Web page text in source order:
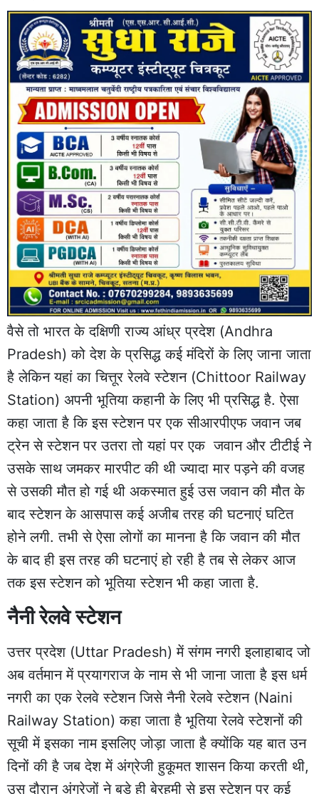
वैसे तो भारत के दक्षिणी राज्य आंध्र प्रदेश (Andhra
Pradesh) को देश के प्रसिद्ध कई मंदिरों के लिए जाना जाता
है लेकिन यहां का चित्तूर रेलवे स्टेशन (Chittoor Railway
Station) अपनी भूतिया कहानी के लिए भी प्रसिद्ध है. ऐसा
कहा जाता है कि इस स्टेशन पर एक सीआरपीएफ जवान जब
ट्रेन से स्टेशन पर उतरा तो यहां पर एक जवान और टीटीई ने
उसके साथ जमकर मारपीट की थी ज्यादा मार पड़ने की वजह
से उसकी मौत हो गई थी अकस्मात हुई उस जवान की मौत के
बाद स्टेशन के आसपास कई अजीब तरह की घटनाएं घटित
होने लगी. तभी से ऐसा लोगों का मानना है कि जवान की मौत
के बाद ही इस तरह की घटनाएं हो रही है तब से लेकर आज
तक इस स्टेशन को भूतिया स्टेशन भी कहा जाता है.
नैनी रेलवे स्टेशन
उत्तर प्रदेश (Uttar Pradesh) में संगम नगरी इलाहाबाद जो
अब वर्तमान में प्रयागराज के नाम से भी जाना जाता है इस धर्म
नगरी का एक रेलवे स्टेशन जिसे नैनी रेलवे स्टेशन (Naini
Railway Station) कहा जाता है भूतिया रेलवे स्टेशनों की
सूची में इसका नाम इसलिए जोड़ा जाता है क्योंकि यह बात उन
दिनों की है जब देश में अंग्रेजी हुकूमत शासन किया करती थी,
उस दौरान अंग्रेजों ने बड़े ही बेरहमी से इस स्टेशन पर कई